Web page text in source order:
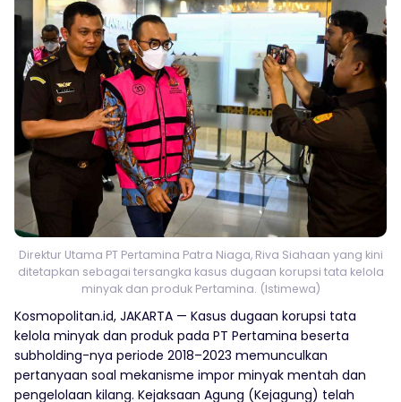
Direktur Utama PT Pertamina Patra Niaga, Riva Siahaan yang kini
ditetapkan sebagai tersangka kasus dugaan korupsi tata kelola
minyak dan produk Pertamina. (Istimewa)
Kosmopolitan.id, JAKARTA — Kasus dugaan korupsi tata
kelola minyak dan produk pada PT Pertamina beserta
subholding-nya periode 2018–2023 memunculkan
pertanyaan soal mekanisme impor minyak mentah dan
pengelolaan kilang. Kejaksaan Agung (Kejagung) telah